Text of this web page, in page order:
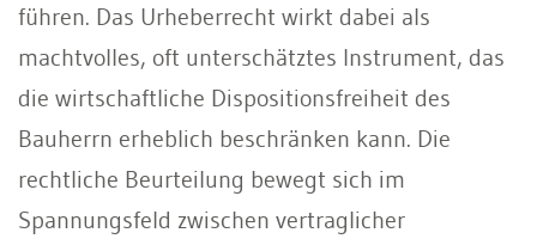
führen. Das Urheberrecht wirkt dabei als
machtvolles, oft unterschätztes Instrument, das
die wirtschaftliche Dispositionsfreiheit des
Bauherrn erheblich beschränken kann. Die
rechtliche Beurteilung bewegt sich im
Spannungsfeld zwischen vertraglicher